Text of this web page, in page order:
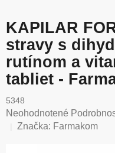
KAPILAR
stravy s
rutínom a
tabliet -
5348
Priemerné
hodnotenie
Neohodnotené
Značka: Farmakom